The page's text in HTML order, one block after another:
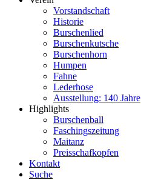
Vorstandschaft
Historie
Burschenlied
Burschenkutsche
Burschenhorn
Humpen
Fahne
Lederhose
Ausstellung: 140 Jahre
Highlights
Burschenball
Faschingszeitung
Maitanz
Preisschafkopfen
Kontakt
Suche